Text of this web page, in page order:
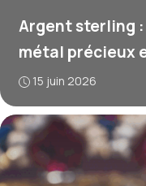
Argent sterling
métal précieux
15 juin 2026